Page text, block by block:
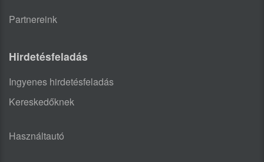
Partnereink
Hirdetésfeladás
Ingyenes hirdetésfeladás
Kereskedőknek
Használtautó